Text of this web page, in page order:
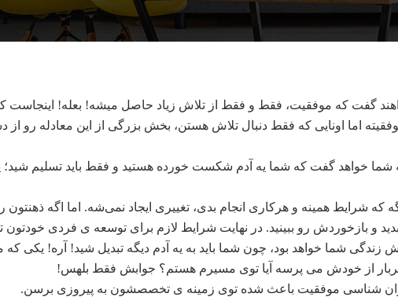
گفت که موفقیت، فقط و فقط از تلاش زیاد حاصل میشه! بعله! اینجاست
اما اونایی که فقط دنبال تلاش هستن، بخش بزرگی از این معادله رو
گفت که شما یه آدم شکست خورده هستید و فقط باید تسلیم شید؛ یا
شرایط همینه و هرکاری انجام بدی، تغییری ایجاد نمی‌شه. اما اگه ذهنتون
و بازخوردش رو ببینید. در نهایت شرایط لازم برای توسعه ی فردی خودتون
زندگی شما خواهد بود، چون شما باید به یه آدم دیگه تبدیل شید! آره! یکی
از خودش می پرسه آیا توی مسیرم هستم؟ جوابش فقط بلهس!